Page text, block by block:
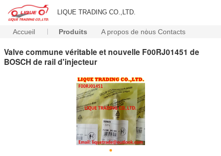
LIQUE TRADING CO.,LTD.
Accueil Produits A propos de nous Contacts
Valve commune véritable et nouvelle F00RJ01451 de
BOSCH de rail d'injecteur